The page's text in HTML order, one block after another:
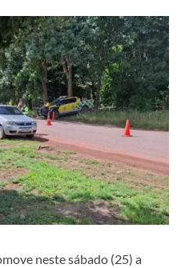
neste sábado (25) a